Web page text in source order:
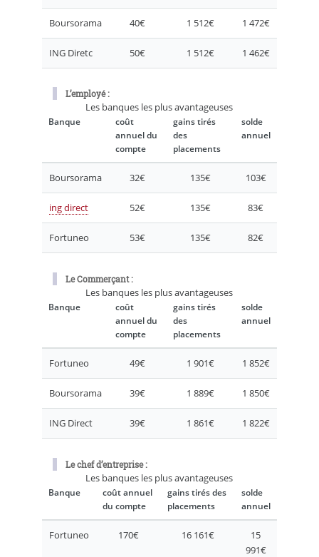
Boursorama 40€ 1 512€ 1 472€
ING Diretc 50€ 1 512€ 1 462€
L’employé :
Les banques les plus avantageuses
Banque
coût
annuel du
compte
gains tirés
des
placements
solde
annuel
Boursorama 32€ 135€ 103€
ing direct 52€ 135€ 83€
Fortuneo 53€ 135€ 82€
Le Commerçant :
Les banques les plus avantageuses
Banque
coût
annuel du
compte
gains tirés
des
placements
solde
annuel
Fortuneo 49€ 1 901€ 1 852€
Boursorama 39€ 1 889€ 1 850€
ING Direct 39€ 1 861€ 1 822€
Le chef d’entreprise :
Les banques les plus avantageuses
Banque
coût annuel
du compte
gains tirés des
placements
solde
annuel
Fortuneo 170€ 16 161€
15
991€